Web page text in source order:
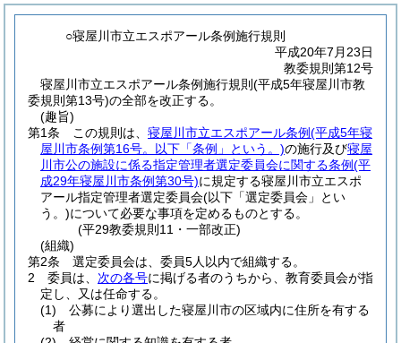
○寝屋川市立エスポアール条例施行規則
平成20年7月23日
教委規則第12号
寝屋川市立エスポアール条例施行規則(平成5年寝屋川市教
委規則第13号)の全部を改正する。
(趣旨)
第1条
この規則は、 寝屋川市立エスポアール条例(平成5年寝
屋川市条例第16号。以下「条例」という。)の施行及び寝屋
川市公の施設に係る指定管理者選定委員会に関する条例(平
成29年寝屋川市条例第30号)に規定する寝屋川市立エスポ
アール指定管理者選定委員会(以下「選定委員会」とい
う。)について必要な事項を定めるものとする。
(平29教委規則11・一部改正)
(組織)
第2条
選定委員会は、委員5人以内で組織する。
2
委員は、 次の各号に掲げる者のうちから、教育委員会が指
定し、又は任命する。
(1)
公募により選出した寝屋川市の区域内に住所を有する
者